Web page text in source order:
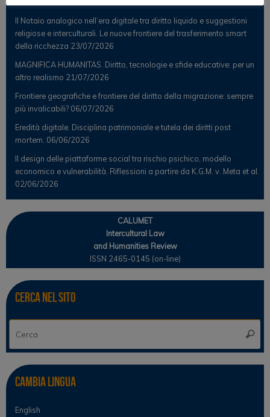
Il Notaio analogico nell’era digitale tra diritto liquido e suggestioni
religiose e interculturali. Le nuove frontiere del trasferimento smart
della ricchezza 23/07/2026
MAGNIFICA HUMANITAS. Diritto, tecnologie e sfide educative: per un
altro realismo 21/07/2026
Frontiere geografiche e frontiere del diritto della migrazione: sempre
più invalicabili? 06/07/2026
Eredità digitale. Disciplina patrimoniale e tutela dei diritti post
mortem. 06/06/2026
Il design delle piattaforme social tra rischio psichico, modello
economico e vulnerabilità. Riflessioni a partire da K.G.M. v. Meta et al.
02/06/2026
CALUMET
Intercultural Law
and Humanities Review
ISSN 2465-0145 (on-line)
Cerca nel sito
Cerca
Cambia lingua
English